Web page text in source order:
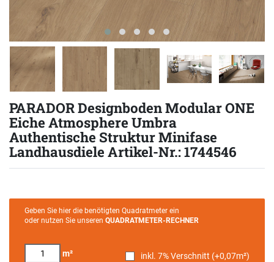
PARADOR Designboden Modular ONE
Eiche Atmosphere Umbra
Authentische Struktur Minifase
Landhausdiele Artikel-Nr.: 1744546
Geben Sie hier die benötigten Quadratmeter ein
oder nutzen Sie unseren QUADRATMETER-RECHNER
m² inkl. 7% Verschnitt (+0,07m²)